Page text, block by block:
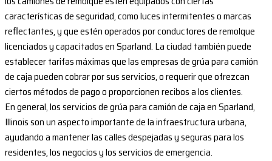
características de seguridad, como luces intermitentes o marcas
reflectantes, y que estén operados por conductores de remolque
licenciados y capacitados en Sparland. La ciudad también puede
establecer tarifas máximas que las empresas de grúa para camión
de caja pueden cobrar por sus servicios, o requerir que ofrezcan
ciertos métodos de pago o proporcionen recibos a los clientes.
En general, los servicios de grúa para camión de caja en Sparland,
Illinois son un aspecto importante de la infraestructura urbana,
ayudando a mantener las calles despejadas y seguras para los
residentes, los negocios y los servicios de emergencia.